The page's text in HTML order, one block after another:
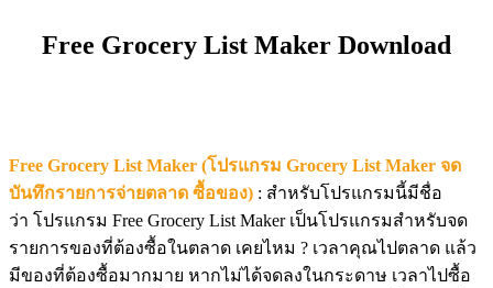
Free Grocery List Maker Download
Free Grocery List Maker (โปรแกรม Grocery List Maker จด
บันทึกรายการจ่ายตลาด ซื้อของ) : สำหรับโปรแกรมนี้มีชื่อ
ว่า โปรแกรม Free Grocery List Maker เป็นโปรแกรมสำหรับจด
รายการของที่ต้องซื้อในตลาด เคยไหม ? เวลาคุณไปตลาด แล้ว
มีของที่ต้องซื้อมากมาย หากไม่ได้จดลงในกระดาษ เวลาไปซื้อ